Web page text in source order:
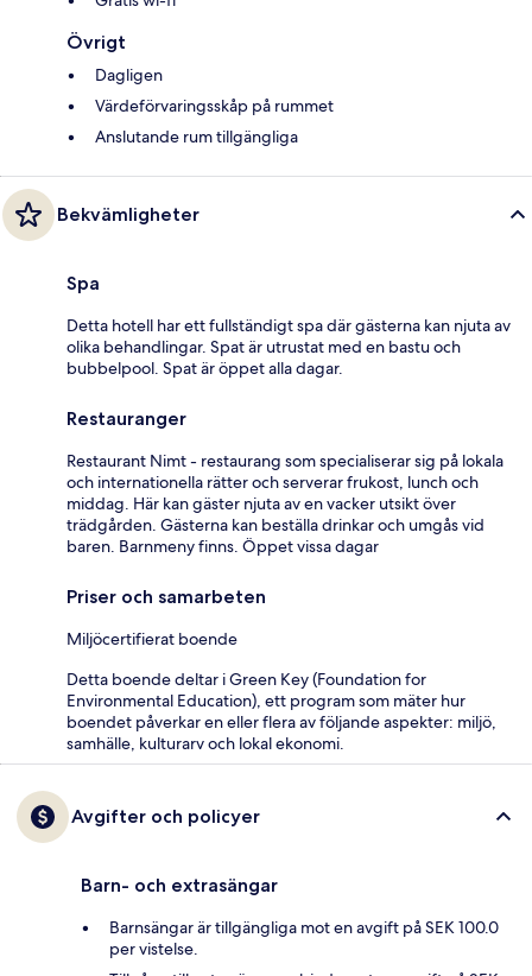
Övrigt
Dagligen
Värdeförvaringsskåp på rummet
Anslutande rum tillgängliga
Bekvämligheter
Spa
Detta hotell har ett fullständigt spa där gästerna kan njuta av
olika behandlingar. Spat är utrustat med en bastu och
bubbelpool. Spat är öppet alla dagar.
Restauranger
Restaurant Nimt - restaurang som specialiserar sig på lokala
och internationella rätter och serverar frukost, lunch och
middag. Här kan gäster njuta av en vacker utsikt över
trädgården. Gästerna kan beställa drinkar och umgås vid
baren. Barnmeny finns. Öppet vissa dagar
Priser och samarbeten
Miljöcertifierat boende
Detta boende deltar i Green Key (Foundation for
Environmental Education), ett program som mäter hur
boendet påverkar en eller flera av följande aspekter: miljö,
samhälle, kulturarv och lokal ekonomi.
Avgifter och policyer
Barn- och extrasängar
Barnsängar är tillgängliga mot en avgift på SEK 100.0
per vistelse.